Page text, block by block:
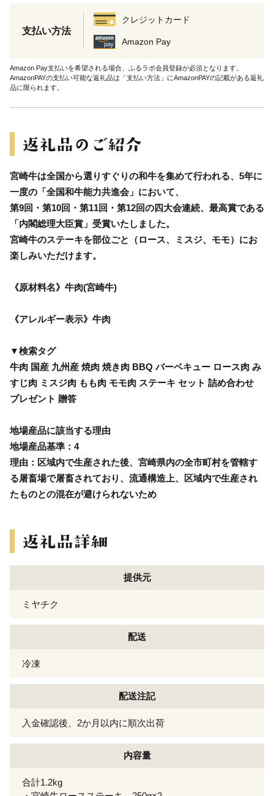
支払い方法
クレジットカード
Amazon Pay
Amazon Pay支払いを希望される場合、ふるラボ会員登録が必須となります。
AmazonPAYの支払い可能な返礼品は「支払い方法」にAmazonPAYの記載がある返礼
品に限られます。
宮崎牛は全国から選りすぐりの和牛を集めて行われる、5年に
一度の「全国和牛能力共進会」において、
第9回・第10回・第11回・第12回の四大会連続、最高賞である
「内閣総理大臣賞」受賞いたしました。
宮崎牛のステーキを部位ごと（ロース、ミスジ、モモ）にお
楽しみいただけます。
《原材料名》牛肉(宮崎牛)
《アレルギー表示》牛肉
▼検索タグ
牛肉 国産 九州産 焼肉 焼き肉 BBQ バーベキュー ロース肉 み
すじ肉 ミスジ肉 もも肉 モモ肉 ステーキ セット 詰め合わせ
プレゼント 贈答
地場産品に該当する理由
地場産品基準：4
理由：区域内で生産された後、宮崎県内の全市町村を管轄す
る屠畜場で屠畜されており、流通構造上、区域内で生産され
たものとの混在が避けられないため
提供元
ミヤチク
配送
冷凍
配送注記
入金確認後、2か月以内に順次出荷
内容量
合計1.2kg